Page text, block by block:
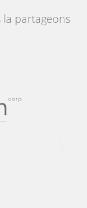
la partageons